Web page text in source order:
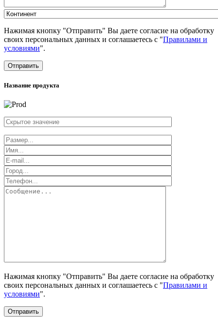
Нажимая кнопку "Отправить" Вы даете согласие на обработку
своих персональных данных и соглашаетесь с "Правилами и
условиями".
Отправить
Название продукта
Нажимая кнопку "Отправить" Вы даете согласие на обработку
своих персональных данных и соглашаетесь с "Правилами и
условиями".
Отправить